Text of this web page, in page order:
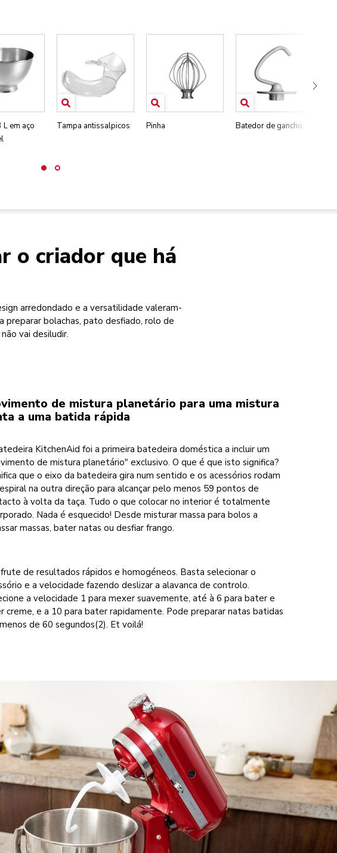
L em aço
Tampa antissalpicos Pinha Batedor de gancho
o criador que há
arredondado e a versatilidade valeram-
preparar bolachas, pato desfiado, rolo de
vai desiludir.
de mistura planetário para uma mistura
a uma batida rápida
KitchenAid foi a primeira batedeira doméstica a incluir um
de mistura planetário" exclusivo. O que é que isto significa?
que o eixo da batedeira gira num sentido e os acessórios rodam
na outra direção para alcançar pelo menos 59 pontos de
à volta da taça. Tudo o que colocar no interior é totalmente
Nada é esquecido! Desde misturar massa para bolos a
massas, bater natas ou desfiar frango.
de resultados rápidos e homogéneos. Basta selecionar o
e a velocidade fazendo deslizar a alavanca de controlo.
a velocidade 1 para mexer suavemente, até à 6 para bater e
creme, e a 10 para bater rapidamente. Pode preparar natas batidas
de 60 segundos(2). Et voilá!